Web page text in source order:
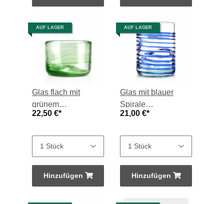
AUF LAGER
Glas flach mit
grünem
Spiralmuster, je
22,50 €*
Hinzufügen
AUF LAGER
Glas mit blauer
Spirale
aufgearbeitet,
21,00 €*
Hinzufügen